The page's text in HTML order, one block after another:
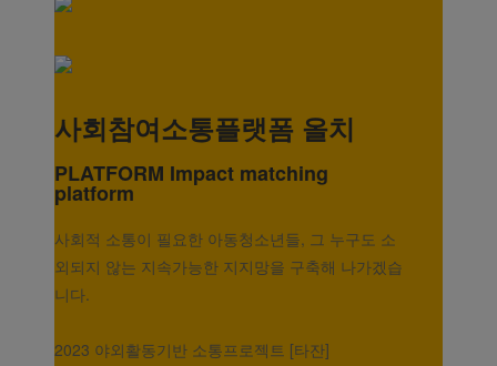
사회참여소통플랫폼 올치
PLATFORM Impact matching
platform
사회적 소통이 필요한 아동청소년들, 그 누구도 소
외되지 않는 지속가능한 지지망을 구축해 나가겠습
니다.
2023 야외활동기반 소통프로젝트 [타잔]